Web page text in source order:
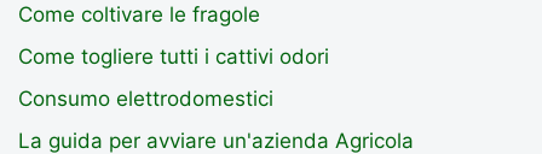
Come coltivare le fragole
Come togliere tutti i cattivi odori
Consumo elettrodomestici
La guida per avviare un'azienda Agricola